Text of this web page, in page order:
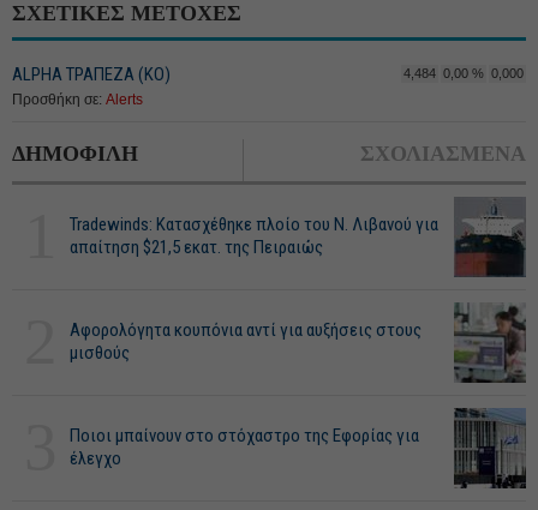
ΣΧΕΤΙΚΕΣ ΜΕΤΟΧΕΣ
ALPHA ΤΡΑΠΕΖΑ (ΚΟ) 4,484 0,00 % 0,000
Προσθήκη σε: Alerts
ΔΗΜΟΦΙΛΗ ΣΧΟΛΙΑΣΜΕΝΑ
Tradewinds: Κατασχέθηκε πλοίο του Ν. Λιβανού για
απαίτηση $21,5 εκατ. της Πειραιώς
Αφορολόγητα κουπόνια αντί για αυξήσεις στους
μισθούς
Ποιοι μπαίνουν στο στόχαστρο της Εφορίας για
έλεγχο